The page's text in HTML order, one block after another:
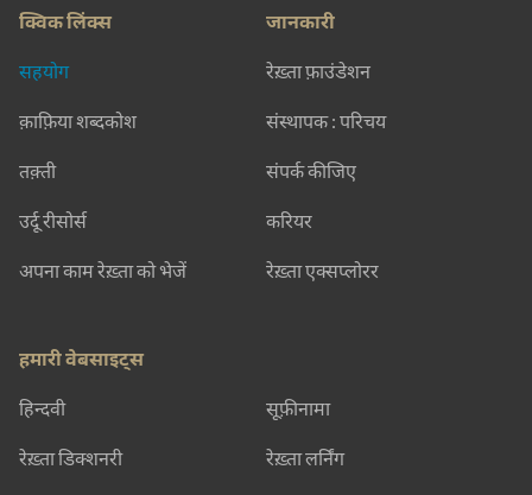
क्विक लिंक्स
सहयोग
क़ाफ़िया शब्दकोश
तक़्ती
उर्दू रीसोर्स
अपना काम रेख़्ता को भेजें
जानकारी
रेख़्ता फ़ाउंडेशन
संस्थापक : परिचय
संपर्क कीजिए
करियर
रेख़्ता एक्सप्लोरर
हमारी वेबसाइट्स
हिन्दवी सूफ़ीनामा
रेख़्ता डिक्शनरी रेख़्ता लर्निंग